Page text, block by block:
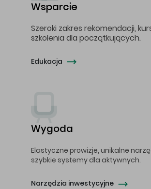
Wsparcie
Szeroki zakres rekomendacji,
szkolenia dla początkujących.
Edukacja
Wygoda
Elastyczne prowizje, unikalne
szybkie systemy dla aktywnych.
Narzędzia inwestycyjne